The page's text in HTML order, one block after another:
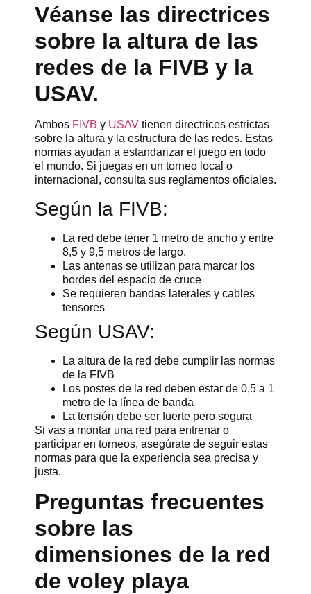
Véanse las directrices
sobre la altura de las
redes de la FIVB y la
USAV.
Ambos FIVB y USAV tienen directrices estrictas
sobre la altura y la estructura de las redes. Estas
normas ayudan a estandarizar el juego en todo
el mundo. Si juegas en un torneo local o
internacional, consulta sus reglamentos oficiales.
Según la FIVB:
La red debe tener 1 metro de ancho y entre
8,5 y 9,5 metros de largo.
Las antenas se utilizan para marcar los
bordes del espacio de cruce
Se requieren bandas laterales y cables
tensores
Según USAV:
La altura de la red debe cumplir las normas
de la FIVB
Los postes de la red deben estar de 0,5 a 1
metro de la línea de banda
La tensión debe ser fuerte pero segura
Si vas a montar una red para entrenar o
participar en torneos, asegúrate de seguir estas
normas para que la experiencia sea precisa y
justa.
Preguntas frecuentes
sobre las
dimensiones de la red
de voley playa